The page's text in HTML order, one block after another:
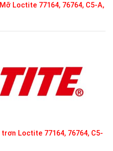
Loctite 77164, 76764, C5-A,
Loctite 77164, 76764, C5-